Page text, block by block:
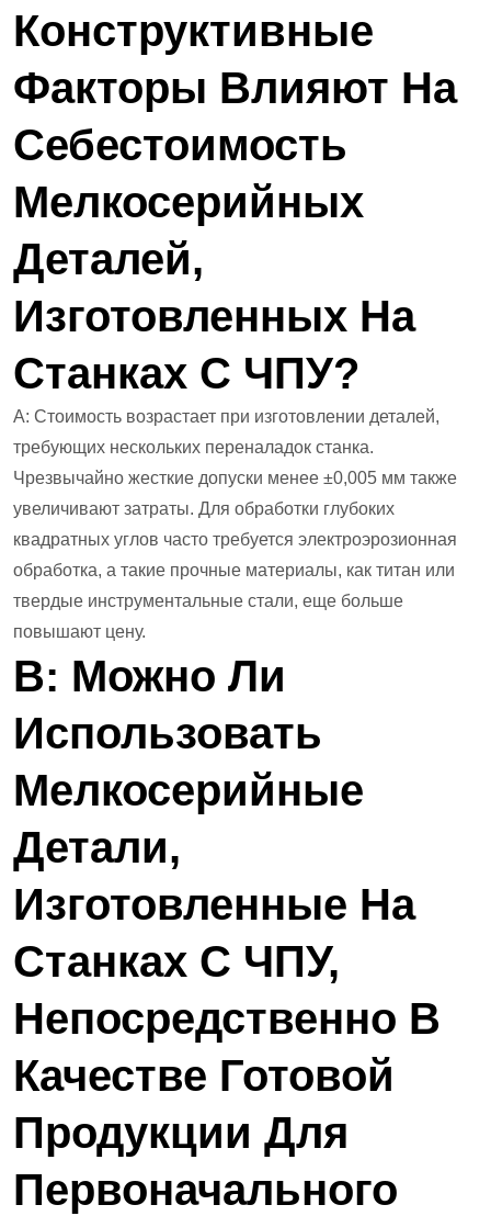
Конструктивные
Факторы Влияют На
Себестоимость
Мелкосерийных
Деталей,
Изготовленных На
Станках С ЧПУ?
А: Стоимость возрастает при изготовлении деталей,
требующих нескольких переналадок станка.
Чрезвычайно жесткие допуски менее ±0,005 мм также
увеличивают затраты. Для обработки глубоких
квадратных углов часто требуется электроэрозионная
обработка, а такие прочные материалы, как титан или
твердые инструментальные стали, еще больше
повышают цену.
В: Можно Ли
Использовать
Мелкосерийные
Детали,
Изготовленные На
Станках С ЧПУ,
Непосредственно В
Качестве Готовой
Продукции Для
Первоначального